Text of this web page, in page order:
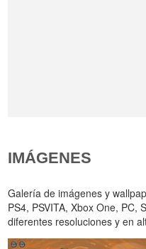
IMÁGENES
Galería de imágenes y
PS4, PSVITA, Xbox One, PC,
diferentes resoluciones y en